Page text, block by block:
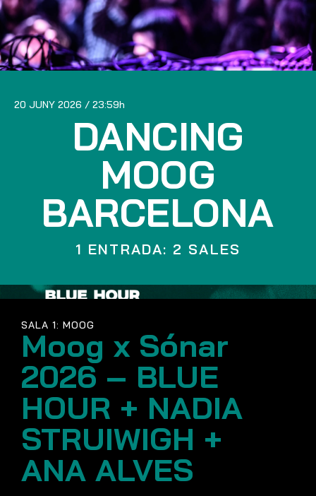
20 JUNY 2026 23:59
DANCING
MOOG
BARCELONA
1 ENTRADA: 2 SALES
SALA 1: MOOG
Moog x Sónar
2026 – BLUE
HOUR + NADIA
STRUIWIGH +
ANA ALVES